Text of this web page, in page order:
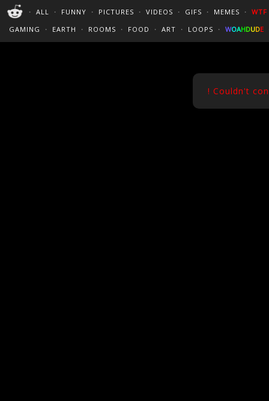
・ ALL ・ FUNNY ・ PICTURES ・ VIDEOS ・ GIFS ・ MEMES ・ WTF
GAMING
・ EARTH ・ ROOMS ・ FOOD ・ ART ・ LOOPS ・ WOAHDUDE
PERFECT LOOPS
CINEMAGRAPHS
:)/?
TRAVEL
! Couldn't